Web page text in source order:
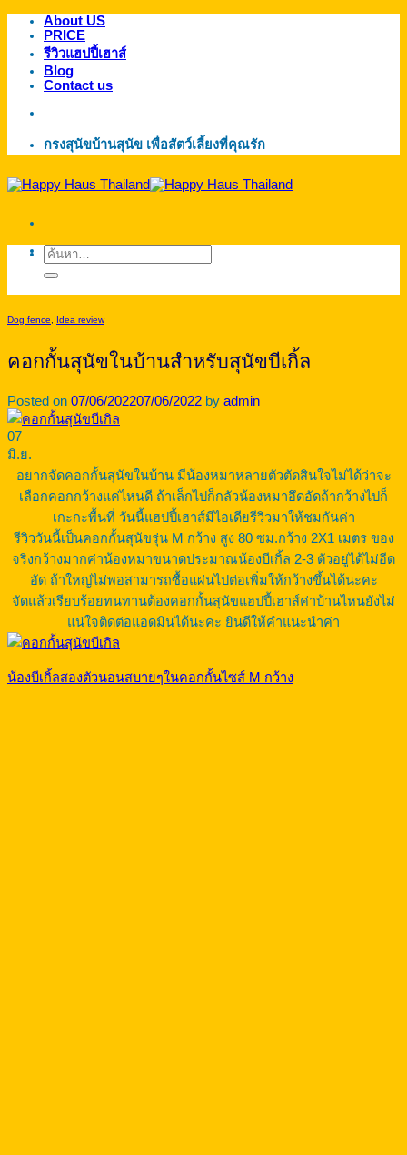
ข้าม
เนื้อหา
About US
PRICE
รีวิวแฮปปี้เฮาส์
Blog
Contact us
กรงสุนัขบ้านสุนัข เพื่อสัตว์เลี้ยงที่คุณรัก
ค้นหา:
Dog fence, Idea review
คอกกั้นสุนัขในบ้านสำหรับสุนัขบีเกิ้ล
Posted on 07/06/202207/06/2022 by admin
07
มิ.ย.
อยากจัดคอกกั้นสุนัขในบ้าน มีน้องหมาหลายตัวตัดสินใจไม่ได้ว่าจะ
เลือกคอกกว้างแค่ไหนดี ถ้าเล็กไปก็กลัวน้องหมาอึดอัดถ้ากว้างไปก็
เกะกะพื้นที่ วันนี้แฮปปี้เฮาส์มีไอเดียรีวิวมาให้ชมกันค่า
รีวิววันนี้เป็นคอกกั้นสุนัขรุ่น M กว้าง สูง 80 ซม.กว้าง 2X1 เมตร ของ
จริงกว้างมากค่าน้องหมาขนาดประมาณน้องบีเกิ้ล 2-3 ตัวอยู่ได้ไม่อีด
อัด ถ้าใหญ่ไม่พอสามารถซื้อแผ่นไปต่อเพิ่มให้กว้างขึ้นได้นะคะ
จัดแล้วเรียบร้อยทนทานต้องคอกกั้นสุนัขแฮปปี้เฮาส์ค่าบ้านไหนยังไม่
แน่ใจติดต่อแอดมินได้นะคะ ยินดีให้คำแนะนำค่า
น้องบีเกิ้ลสองตัวนอนสบายๆในคอกกั้นไซส์ M กว้าง